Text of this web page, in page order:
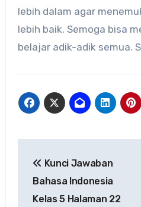
lebih dalam agar
lebih baik. Semoga bisa
belajar adik-adik semua.
pos
Kunci Jawaban
Bahasa Indonesia
Kelas 5 Halaman 22